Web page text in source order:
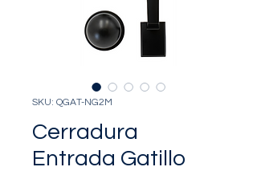
SKU: QGAT-NG2M
Cerradura
Entrada Gatillo